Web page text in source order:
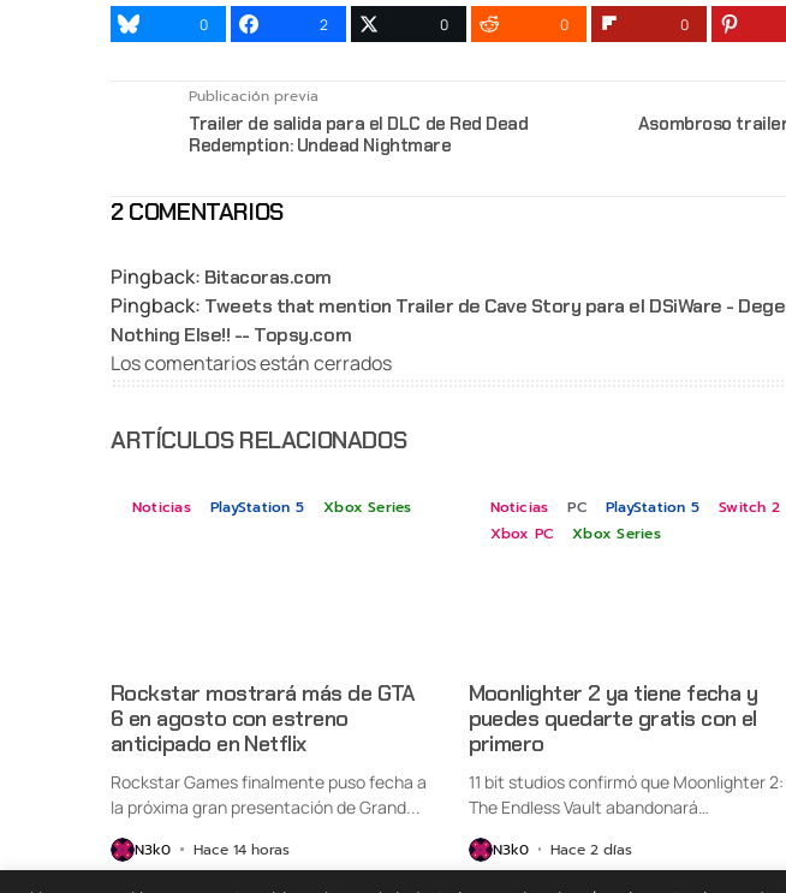
0 2 0 0 0
Publicación previa
Trailer de salida para el DLC de Red Dead
Redemption: Undead Nightmare
Asombroso
2 COMENTARIOS
Pingback: Bitacoras.com
Pingback: Tweets that mention Trailer de Cave Story para el DSiWare -
Nothing Else!! -- Topsy.com
Los comentarios están cerrados
ARTÍCULOS RELACIONADOS
Noticias PlayStation 5 Xbox Series
Rockstar mostrará más de GTA
6 en agosto con estreno
anticipado en Netflix
Rockstar Games finalmente puso fecha a
la próxima gran presentación de Grand...
N3k0 Hace 14 horas
Noticias PC PlayStation 5
Switch 2
Xbox PC
Xbox Series
Moonlighter 2 ya tiene fecha y
puedes quedarte gratis con el
primero
11 bit studios confirmó que Moonlighter 2:
The Endless Vault abandonará
N3k0 Hace 2 días